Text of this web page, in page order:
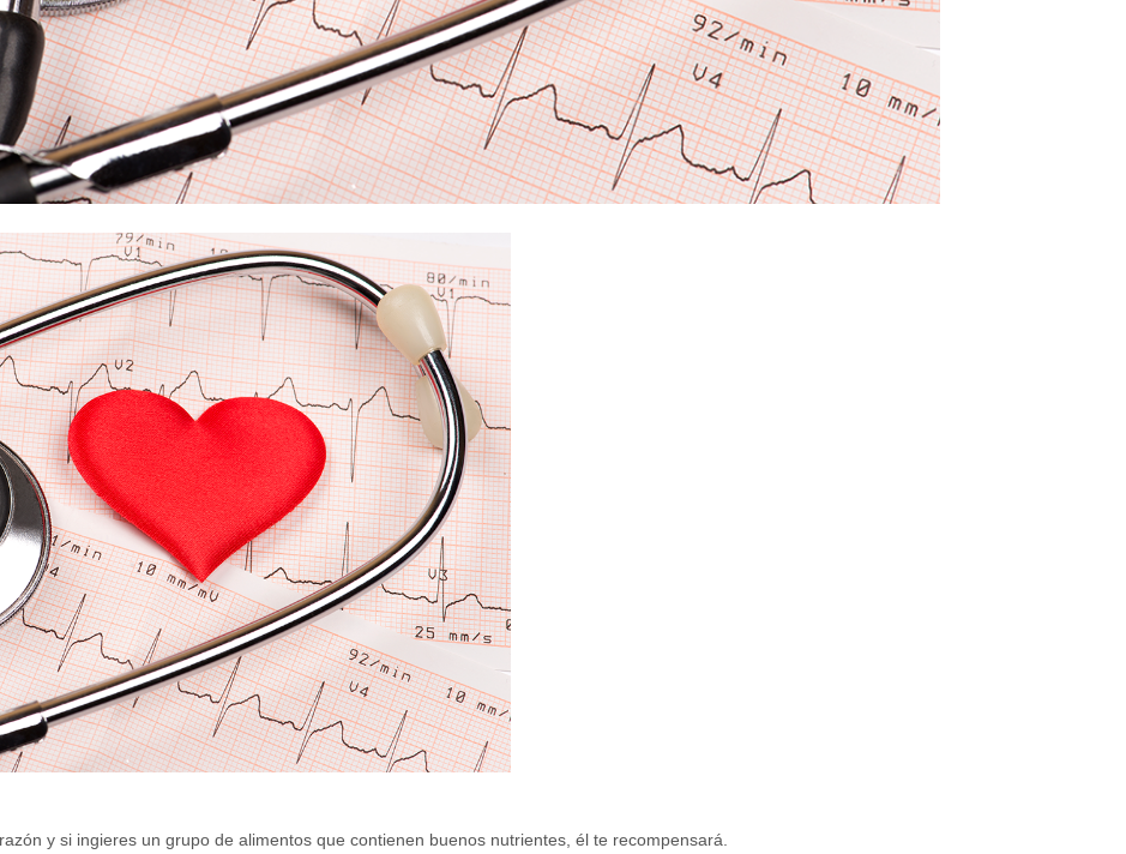
y si ingieres un grupo de alimentos que contienen buenos nutrientes, él te recompensará.